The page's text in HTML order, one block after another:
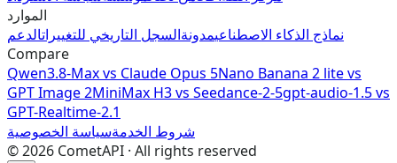
الموارد
نماذج الذكاء الاصطناعيمدونةالسجل التاريخي للتغييراتالدعم
Compare
Qwen3.8-Max vs Claude Opus 5Nano Banana 2 lite vs
GPT Image 2MiniMax H3 vs Seedance-2-5gpt-audio-1.5 vs
GPT-Realtime-2.1
شروط الخدمةسياسة الخصوصية
©2026 CometAPI · All rights reserved